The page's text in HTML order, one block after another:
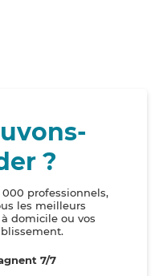
?
professionnels,
les meilleurs
domicile ou vos
7/7